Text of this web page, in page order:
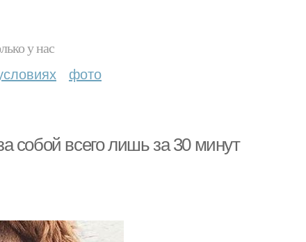
у нас
фото
собой всего лишь за 30 минут